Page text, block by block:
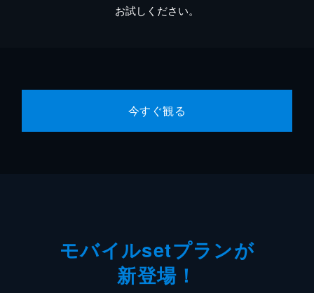
お試しください。
今すぐ観る
モバイルsetプランが
新登場！